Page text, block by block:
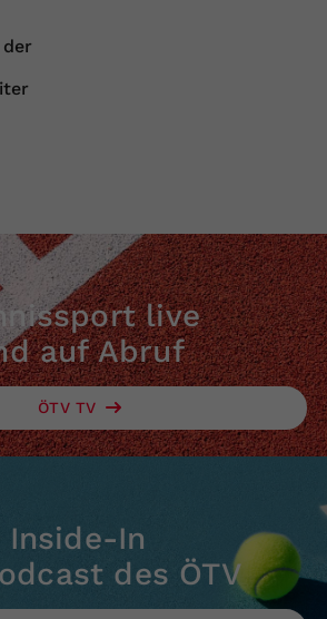
live
auf Abruf
ÖTV TV
Inside-In
des ÖTV